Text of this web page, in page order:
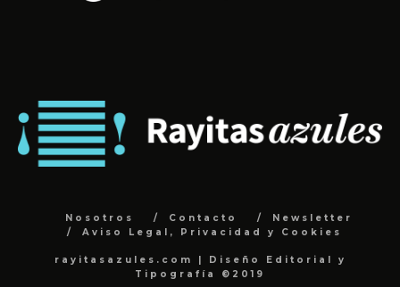
Nosotros Contacto
Newsletter
Aviso Legal, Privacidad y Cookies
rayitasazules.com | Diseño Editorial y
Tipografía ©2019